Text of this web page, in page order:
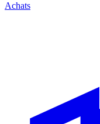
Achats